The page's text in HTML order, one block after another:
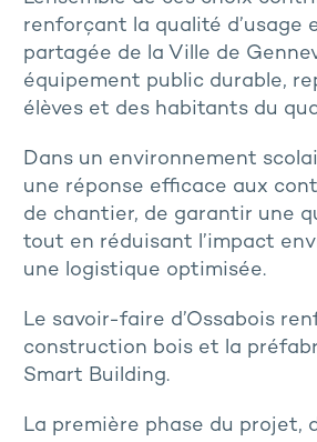
renforçant la qualité d’usage
partagée de la Ville de
équipement public durable,
élèves et des habitants du
Dans un environnement
une réponse efficace aux
de chantier, de garantir une
tout en réduisant l’impact
une logistique optimisée.
Le savoir-faire d’Ossabois
construction bois et la
Smart Building.
La première phase du projet,